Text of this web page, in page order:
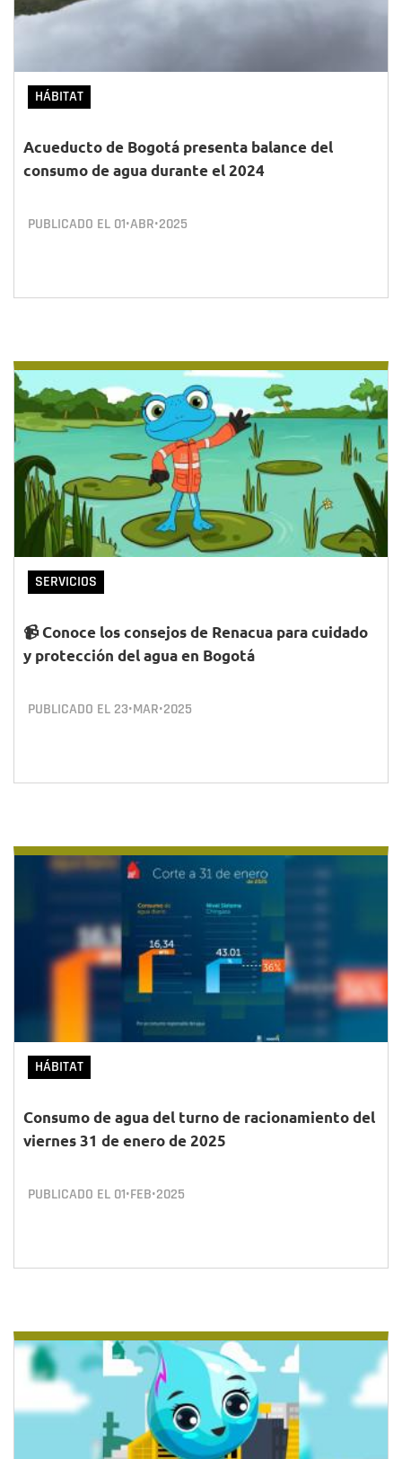
HÁBITAT
Acueducto de Bogotá presenta balance del
consumo de agua durante el 2024
PUBLICADO EL 01•ABR•2025
SERVICIOS
📹 Conoce los consejos de Renacua para cuidado
y protección del agua en Bogotá
PUBLICADO EL 23•MAR•2025
HÁBITAT
Consumo de agua del turno de racionamiento del
viernes 31 de enero de 2025
PUBLICADO EL 01•FEB•2025